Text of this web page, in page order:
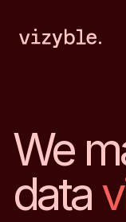
We
data